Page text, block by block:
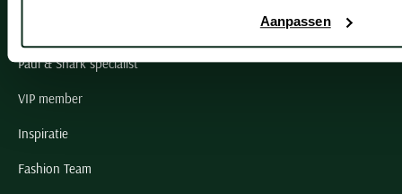
Aanpassen
Paul & Shark specialist
VIP member
Inspiratie
Fashion Team